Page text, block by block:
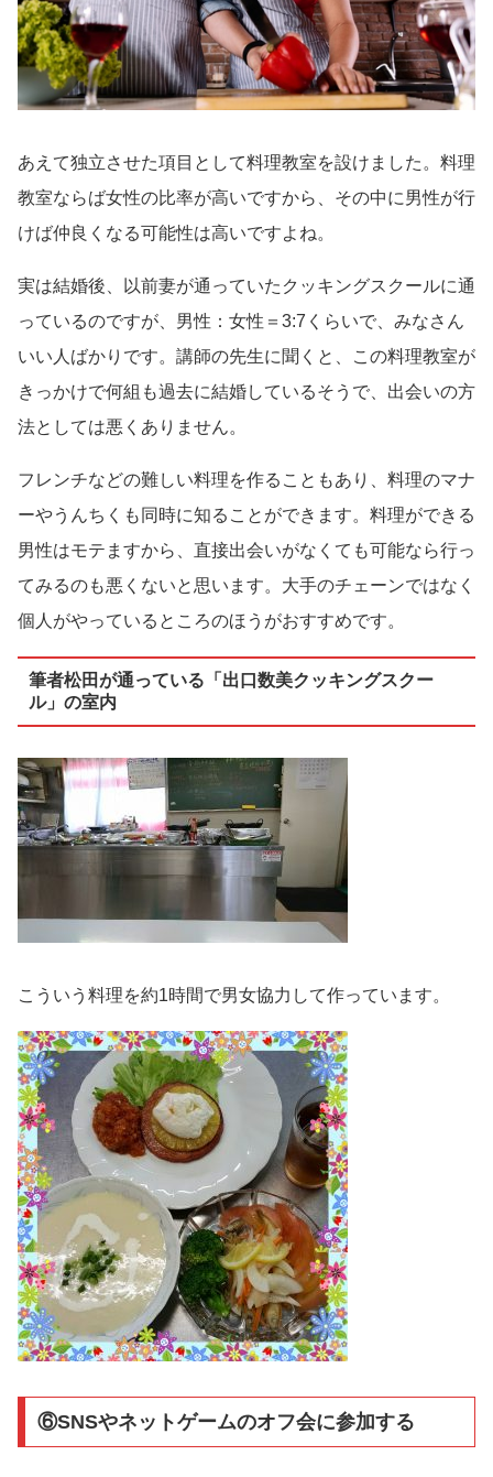
あえて独立させた項目として料理教室を設けました。料理
教室ならば女性の比率が高いですから、その中に男性が行
けば仲良くなる可能性は高いですよね。
実は結婚後、以前妻が通っていたクッキングスクールに通
っているのですが、男性：女性＝3:7くらいで、みなさん
いい人ばかりです。講師の先生に聞くと、この料理教室が
きっかけで何組も過去に結婚しているそうで、出会いの方
法としては悪くありません。
フレンチなどの難しい料理を作ることもあり、料理のマナ
ーやうんちくも同時に知ることができます。料理ができる
男性はモテますから、直接出会いがなくても可能なら行っ
てみるのも悪くないと思います。大手のチェーンではなく
個人がやっているところのほうがおすすめです。
筆者松田が通っている「出口数美クッキングスクー
ル」の室内
こういう料理を約1時間で男女協力して作っています。
⑥SNSやネットゲームのオフ会に参加する